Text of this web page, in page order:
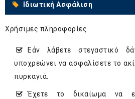
Ιδιωτική Ασφάλιση
Χρήσιμες πληροφορίες
Εάν λάβετε στεγαστικό
υποχρεώνει να ασφαλίσετε το
πυρκαγιά.
Έχετε το δικαίωμα να